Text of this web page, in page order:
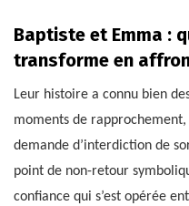
Baptiste et Emma :
transforme en
Leur histoire a connu bien
moments de rapprochement,
demande d’interdiction de
point de non-retour
confiance qui s’est opérée